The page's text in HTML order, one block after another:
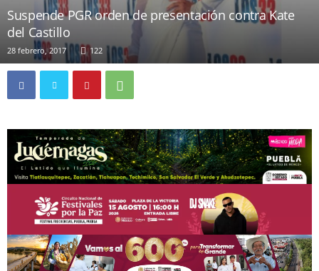
Suspende PGR orden de presentación contra Kate
del Castillo
28 febrero, 2017 122